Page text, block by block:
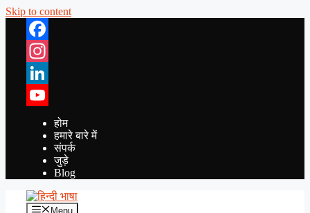
Skip to content
Facebook
Instagram
LinkedIn
YouTube
होम
हमारे बारे में
संपर्क
जुड़े
Blog
Menu